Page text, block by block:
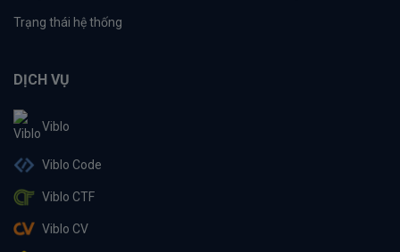
Trạng thái hệ thống
DỊCH VỤ
Viblo
Viblo Code
Viblo CTF
Viblo CV